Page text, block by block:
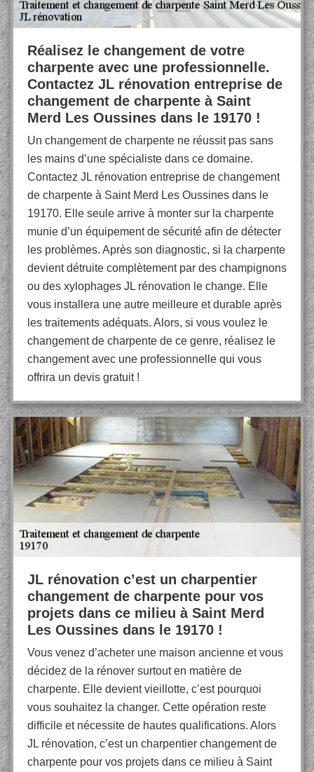
Réalisez le changement de votre
charpente avec une professionnelle.
Contactez JL rénovation entreprise de
changement de charpente à Saint
Merd Les Oussines dans le 19170 !
Un changement de charpente ne réussit pas sans
les mains d’une spécialiste dans ce domaine.
Contactez JL rénovation entreprise de changement
de charpente à Saint Merd Les Oussines dans le
19170. Elle seule arrive à monter sur la charpente
munie d’un équipement de sécurité afin de détecter
les problèmes. Après son diagnostic, si la charpente
devient détruite complètement par des champignons
ou des xylophages JL rénovation le change. Elle
vous installera une autre meilleure et durable après
les traitements adéquats. Alors, si vous voulez le
changement de charpente de ce genre, réalisez le
changement avec une professionnelle qui vous
offrira un devis gratuit !
JL rénovation c’est un charpentier
changement de charpente pour vos
projets dans ce milieu à Saint Merd
Les Oussines dans le 19170 !
Vous venez d’acheter une maison ancienne et vous
décidez de la rénover surtout en matière de
charpente. Elle devient vieillotte, c’est pourquoi
vous souhaitez la changer. Cette opération reste
difficile et nécessite de hautes qualifications. Alors
JL rénovation, c’est un charpentier changement de
charpente pour vos projets dans ce milieu à Saint